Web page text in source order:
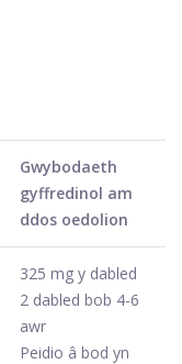
Gwybodaeth
gyffredinol am
ddos ​​oedolion
325 mg y dabled
2 dabled bob 4-6
awr
Peidio â bod yn